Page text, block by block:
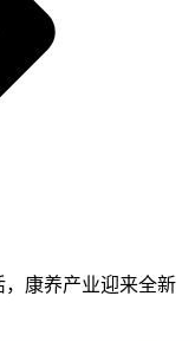
康养产业迎来全新